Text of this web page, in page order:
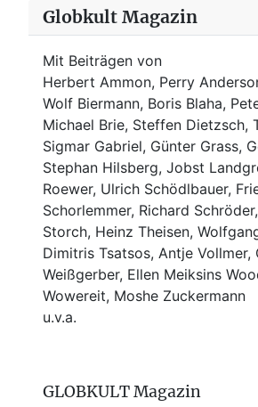
Globkult Magazin
Mit Beiträgen von
Herbert Ammon, Perry
Wolf Biermann, Boris Blaha,
Michael Brie, Steffen Dietzsch,
Sigmar Gabriel, Günter Grass,
Stephan Hilsberg, Jobst
Roewer, Ulrich Schödlbauer,
Schorlemmer, Richard
Storch, Heinz Theisen,
Dimitris Tsatsos, Antje Vollmer,
Weißgerber, Ellen Meiksins
Wowereit, Moshe Zuckermann
u.v.a.
GLOBKULT Magazin